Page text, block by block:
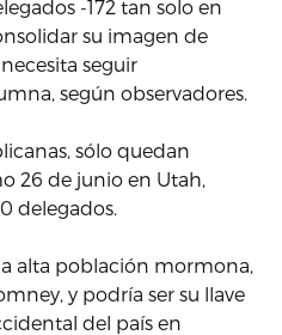
-172 tan solo en
su imagen de
seguir
según observadores.
sólo quedan
26 de junio en Utah,
delegados.
alta población mormona,
y podría ser su llave
del país en